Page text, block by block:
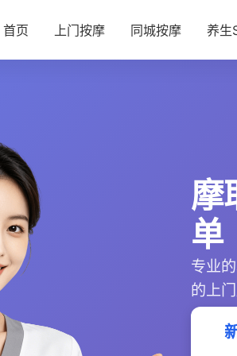
首页 上门按摩 同城按摩 养生
摩
单
专业
的上